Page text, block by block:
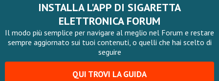
INSTALLA L'APP DI SIGARETTA
ELETTRONICA FORUM
Il modo più semplice per navigare al meglio nel Forum e restare
sempre aggiornato sui tuoi contenuti, o quelli che hai scelto di
seguire
QUI TROVI LA GUIDA